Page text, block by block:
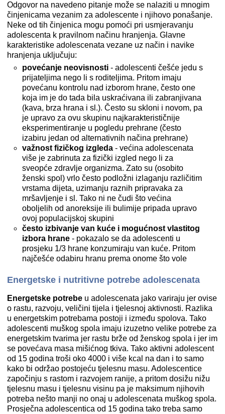
Odgovor na navedeno pitanje može se nalaziti u mnogim
činjenicama vezanim za adolescente i njihovo ponašanje.
Neke od tih činjenica mogu pomoći pri usmjeravanju
adolescenta k pravilnom načinu hranjenja. Glavne
karakteristike adolescenata vezane uz način i navike
hranjenja uključuju:
povećanje neovisnosti - adolescenti češće jedu s
prijateljima nego li s roditeljima. Pritom imaju
povećanu kontrolu nad izborom hrane, često one
koja im je do tada bila uskraćivana ili zabranjivana
(kava, brza hrana i sl.). Često su skloni i novom, pa
je upravo za ovu skupinu najkarakterističnije
eksperimentiranje u pogledu prehrane (često
izabiru jedan od alternativnih načina prehrane)
važnost fizičkog izgleda - većina adolescenata
više je zabrinuta za fizički izgled nego li za
sveopće zdravlje organizma. Zato su (osobito
ženski spol) vrlo često podložni izlaganju različitim
vrstama dijeta, uzimanju raznih pripravaka za
mršavljenje i sl. Tako ni ne čudi što većina
oboljelih od anoreksije ili bulimije pripada upravo
ovoj populacijskoj skupini
često izbivanje van kuće i mogućnost vlastitog
izbora hrane - pokazalo se da adolescenti u
prosjeku 1/3 hrane konzumiraju van kuće. Pritom
najčešće odabiru hranu prema onome što vole
Energetske i nutritivne potrebe adolescenata
Energetske potrebe u adolescenata jako variraju jer ovise
o rastu, razvoju, veličini tijela i tjelesnoj aktivnosti. Razlika
u energetskim potrebama postoji i između spolova. Tako
adolescenti muškog spola imaju izuzetno velike potrebe za
energetskim tvarima jer rastu brže od ženskog spola i jer im
se povećava masa mišićnog tkiva. Tako aktivni adolescent
od 15 godina troši oko 4000 i više kcal na dan i to samo
kako bi održao postojeću tjelesnu masu. Adolescentice
započinju s rastom i razvojem ranije, a pritom dosižu nižu
tjelesnu masu i tjelesnu visinu pa je maksimum njihovih
potreba nešto manji no onaj u adolescenata muškog spola.
Prosječna adolescentica od 15 godina tako treba samo